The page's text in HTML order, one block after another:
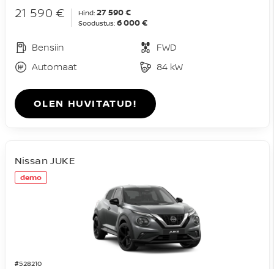
21 590 € Hind: 27 590 €
Soodustus: 6 000 €
Bensiin
FWD
Automaat
84 kW
OLEN HUVITATUD!
demo
#528210
Nissan JUKE